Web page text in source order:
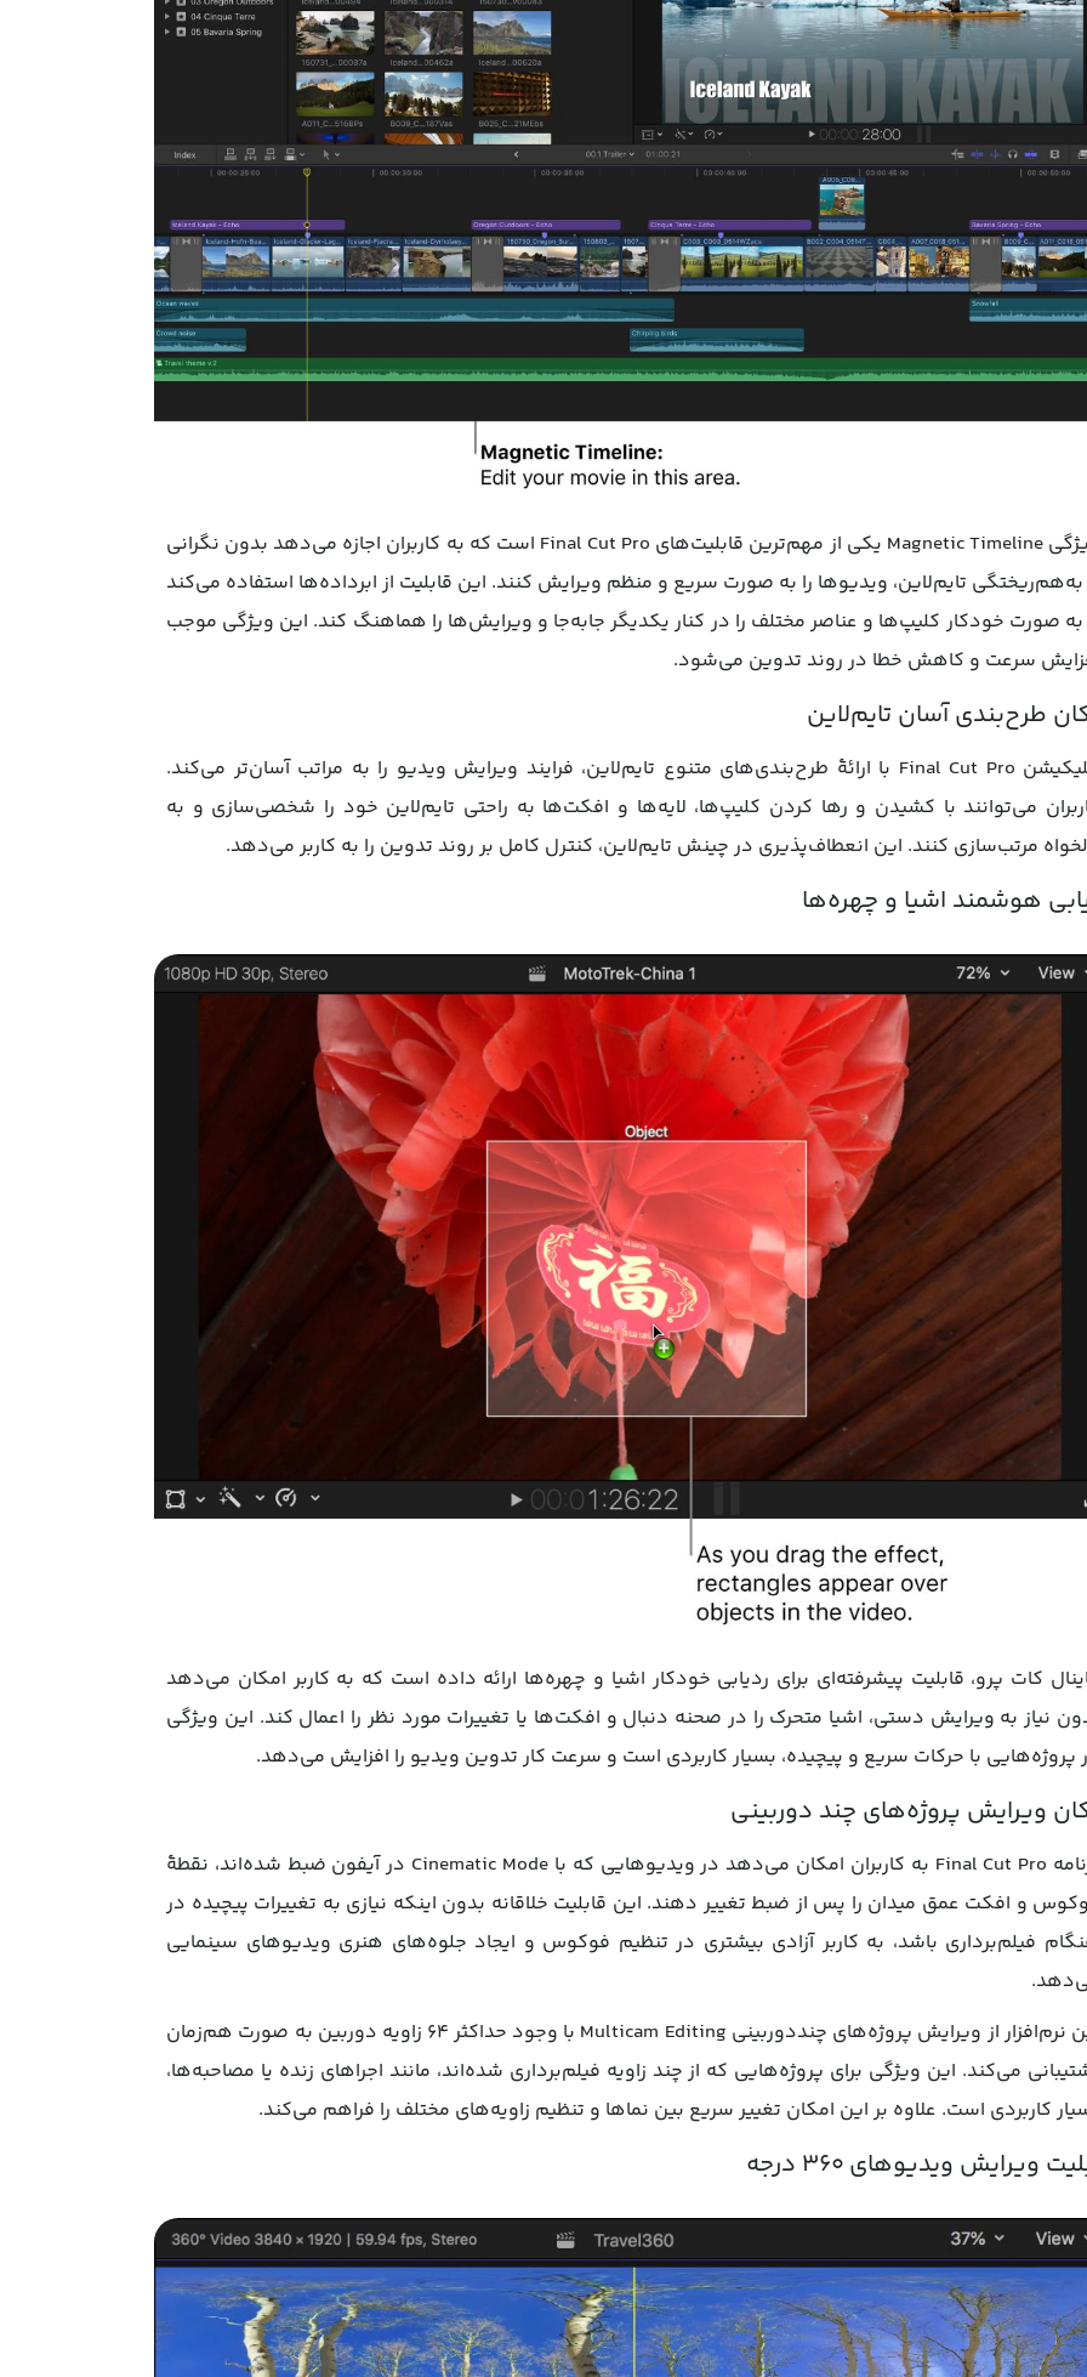
ویژگی Magnetic Timeline یکی از مهم‌ترین قابلیت‌های Final Cut Pro است که به کاربران اجازه می‌دهد بدون نگرانی
به‌هم‌ریختگی تایم‌لاین، ویدیوها را به صورت سریع و منظم ویرایش کنند. این قابلیت از ابرداده‌ها استفاده می‌کند
به صورت خودکار کلیپ‌ها و عناصر مختلف را در کنار یکدیگر جابه‌جا و ویرایش‌ها را هماهنگ کند. این ویژگی موجب
سرعت و کاهش خطا در روند تدوین می‌شود.
طرح‌بندی آسان تایم‌لاین
اپلیکیشن Final Cut Pro با ارائۀ طرح‌بندی‌های متنوع تایم‌لاین، فرایند ویرایش ویدیو را به مراتب آسان‌تر می‌کند.
می‌توانند با کشیدن و رها کردن کلیپ‌ها، لایه‌ها و افکت‌ها به راحتی تایم‌لاین خود را شخصی‌سازی و به
مرتب‌سازی کنند. این انعطاف‌پذیری در چینش تایم‌لاین، کنترل کامل بر روند تدوین را به کاربر می‌دهد.
هوشمند اشیا و چهره‌ها
کات پرو، قابلیت پیشرفته‌ای برای ردیابی خودکار اشیا و چهره‌ها ارائه داده است که به کاربر امکان می‌دهد
نیاز به ویرایش دستی، اشیا متحرک را در صحنه دنبال و افکت‌ها یا تغییرات مورد نظر را اعمال کند. این ویژگی
پروژه‌هایی با حرکات سریع و پیچیده، بسیار کاربردی است و سرعت کار تدوین ویدیو را افزایش می‌دهد.
ویرایش پروژه‌های چند دوربینی
برنامه Final Cut Pro به کاربران امکان می‌دهد در ویدیوهایی که با Cinematic Mode در آیفون ضبط شده‌اند، نقطۀ
و افکت عمق میدان را پس از ضبط تغییر دهند. این قابلیت خلاقانه بدون اینکه نیازی به تغییرات پیچیده در
فیلم‌برداری باشد، به کاربر آزادی بیشتری در تنظیم فوکوس و ایجاد جلوه‌های هنری ویدیوهای سینمایی
این نرم‌افزار از ویرایش پروژه‌های چنددوربینی Multicam Editing با وجود حداکثر ۶۴ زاویه دوربین به صورت هم‌زمان
می‌کند. این ویژگی برای پروژه‌هایی که از چند زاویه فیلم‌برداری شده‌اند، مانند اجراهای زنده یا مصاحبه‌ها،
کاربردی است. علاوه بر این امکان تغییر سریع بین نماها و تنظیم زاویه‌های مختلف را فراهم می‌کند.
ویرایش ویدیوهای ۳۶۰ درجه